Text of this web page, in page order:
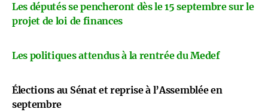
Les députés se pencheront dès le 15 septembre sur le
projet de loi de finances
Les politiques attendus à la rentrée du Medef
Élections au Sénat et reprise à l’Assemblée en
septembre